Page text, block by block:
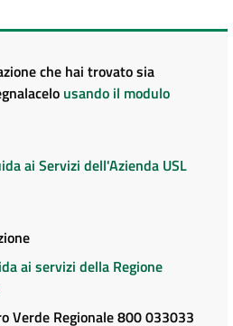
che hai trovato sia
usando il modulo
ai Servizi dell'Azienda USL
ai servizi della Regione
Verde Regionale 800 033033